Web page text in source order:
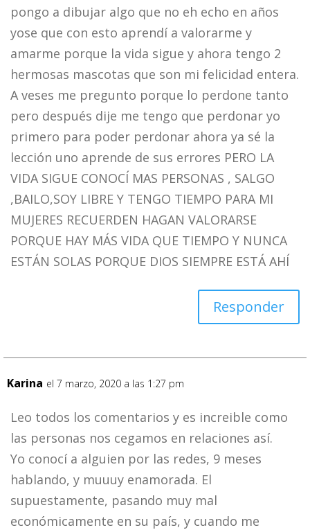
pongo a dibujar algo que no eh echo en años
yose que con esto aprendí a valorarme y
amarme porque la vida sigue y ahora tengo 2
hermosas mascotas que son mi felicidad entera.
A veses me pregunto porque lo perdone tanto
pero después dije me tengo que perdonar yo
primero para poder perdonar ahora ya sé la
lección uno aprende de sus errores PERO LA
VIDA SIGUE CONOCÍ MAS PERSONAS , SALGO
,BAILO,SOY LIBRE Y TENGO TIEMPO PARA MI
MUJERES RECUERDEN HAGAN VALORARSE
PORQUE HAY MÁS VIDA QUE TIEMPO Y NUNCA
ESTÁN SOLAS PORQUE DIOS SIEMPRE ESTÁ AHÍ
Responder
Karina el 7 marzo, 2020 a las 1:27 pm
Leo todos los comentarios y es increible como
las personas nos cegamos en relaciones así.
Yo conocí a alguien por las redes, 9 meses
hablando, y muuuy enamorada. El
supuestamente, pasando muy mal
económicamente en su país, y cuando me